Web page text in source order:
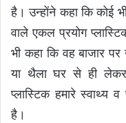
है। उन्होंने कहा कि कोई
वाले एकल प्रयोग
भी कहा कि वह बाजार
या थैला घर से ही
प्लास्टिक हमारे स्वाथ्य
है।